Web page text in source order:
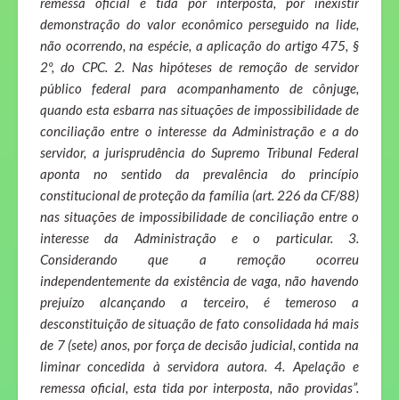
demonstração do valor econômico perseguido na lide,
não ocorrendo, na espécie, a aplicação do artigo 475, §
2º, do CPC. 2. Nas hipóteses de remoção de servidor
público federal para acompanhamento de cônjuge,
quando esta esbarra nas situações de impossibilidade de
conciliação entre o interesse da Administração e a do
servidor, a jurisprudência do Supremo Tribunal Federal
aponta no sentido da prevalência do princípio
constitucional de proteção da família (art. 226 da CF/88)
nas situações de impossibilidade de conciliação entre o
interesse da Administração e o particular. 3.
Considerando que a remoção ocorreu
independentemente da existência de vaga, não havendo
prejuízo alcançando a terceiro, é temeroso a
desconstituição de situação de fato consolidada há mais
de 7 (sete) anos, por força de decisão judicial, contida na
liminar concedida à servidora autora. 4. Apelação e
remessa oficial, esta tida por interposta, não providas”.